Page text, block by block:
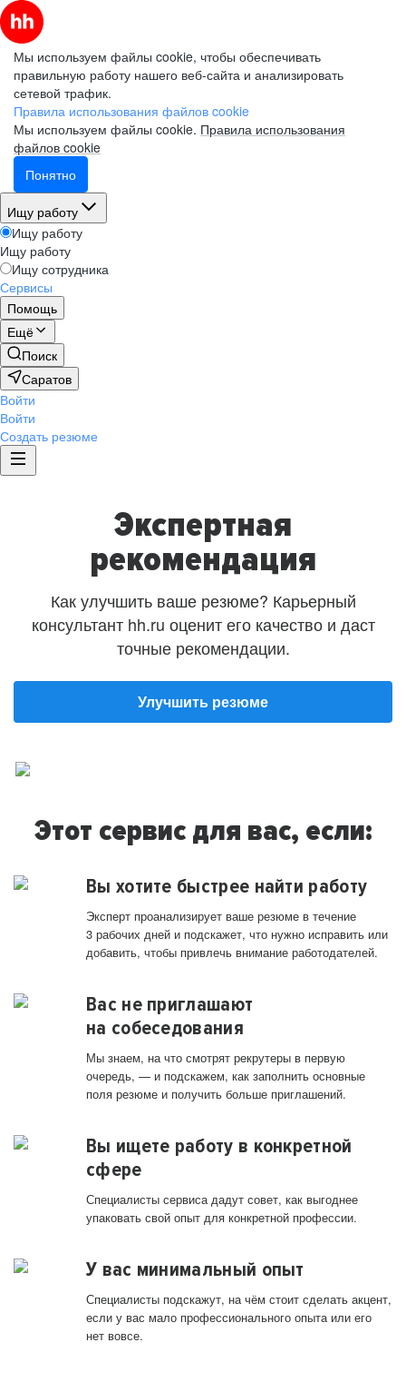
Мы используем файлы cookie, чтобы обеспечивать
правильную работу нашего веб-сайта и анализировать
сетевой трафик.
Правила использования файлов cookie
Мы используем файлы cookie. Правила использования
файлов cookie
Понятно
Ищу работу
Ищу работу
Ищу работу
Ищу сотрудника
Сервисы
Помощь
Ещё
Поиск
Саратов
Войти
Войти
Создать резюме
Экспертная
рекомендация
Как улучшить ваше резюме? Карьерный
консультант hh.ru оценит его качество и даст
точные рекомендации.
Улучшить резюме
Этот сервис для вас, если:
Вы хотите быстрее найти работу
Эксперт проанализирует ваше резюме в течение
3 рабочих дней и подскажет, что нужно исправить или
добавить, чтобы привлечь внимание работодателей.
Вас не приглашают
на собеседования
Мы знаем, на что смотрят рекрутеры в первую
очередь, — и подскажем, как заполнить основные
поля резюме и получить больше приглашений.
Вы ищете работу в конкретной
сфере
Специалисты сервиса дадут совет, как выгоднее
упаковать свой опыт для конкретной профессии.
У вас минимальный опыт
Специалисты подскажут, на чём стоит сделать акцент,
если у вас мало профессионального опыта или его
нет вовсе.